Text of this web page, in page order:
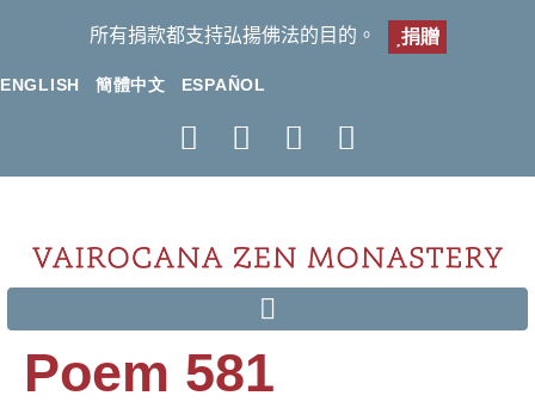
所有捐款都支持弘揚佛法的目的。 捐贈
ENGLISH 簡體中文 ESPAÑOL
Poem 581